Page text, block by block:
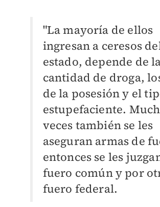
"La mayoría de ellos
ingresan a ceresos
estado, depende de
cantidad de droga,
de la posesión y el
estupefaciente.
veces también se les
aseguran armas de
entonces se les
fuero común y por
fuero federal.